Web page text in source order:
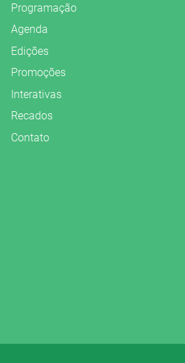
Programação
Agenda
Edições
Promoções
Interativas
Recados
Contato